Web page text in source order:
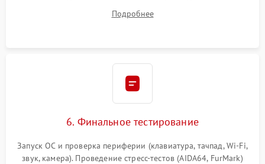
шлейфов, модулей памяти и накопителей. Предварительная
Подробнее
6. Финальное тестирование
Запуск ОС и проверка периферии (клавиатура, тачпад, Wi-Fi,
звук, камера). Проведение стресс-тестов (AIDA64, FurMark)